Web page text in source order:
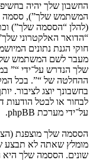
החשבון שלך יהיה
המשתמש שלך”), ססמה
(להלן “הססמה שלך”)
“הדואר האלקטרוני
חוקי הגנת נתונים
מעבר לשם המשתמש
שלך הנדרש על־ידי “”
ההחלטה של “”. בכל
בחשבונך יוצג לציבור.
לבחור או לבטל הודעות
על־ידי מערכת phpBB.
הססמה שלך מוצפנת
מומלץ שאתה לא תבצע
שונים. הססמה שלך היא